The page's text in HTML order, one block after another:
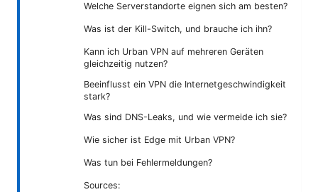
Welche Serverstandorte eignen sich am besten?
Was ist der Kill-Switch, und brauche ich ihn?
Kann ich Urban VPN auf mehreren Geräten
gleichzeitig nutzen?
Beeinflusst ein VPN die Internetgeschwindigkeit
stark?
Was sind DNS-Leaks, und wie vermeide ich sie?
Wie sicher ist Edge mit Urban VPN?
Was tun bei Fehlermeldungen?
Sources: